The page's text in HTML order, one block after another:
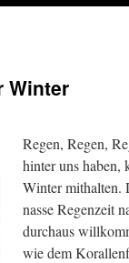
Winter
Regen, Regen,
hinter uns haben,
Winter mithalten.
nasse Regenzeit
durchaus
wie dem